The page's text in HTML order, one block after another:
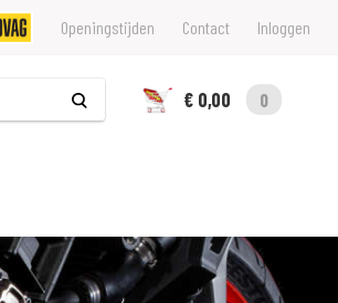
Openingstijden Contact Inloggen
€ 0,00
0